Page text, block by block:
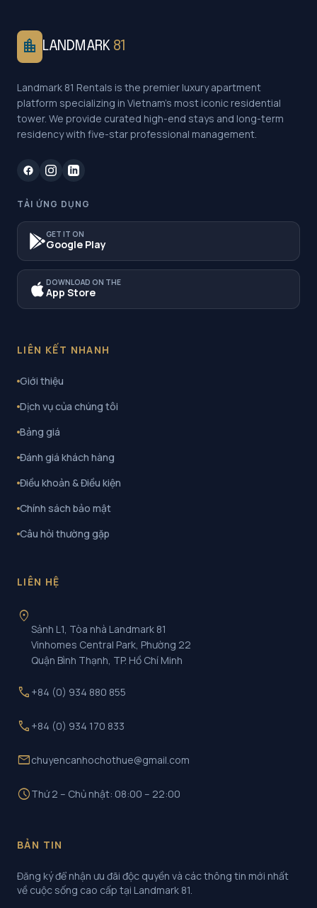
location_city LANDMARK 81
Landmark 81 Rentals is the premier luxury apartment
platform specializing in Vietnam's most iconic residential
tower. We provide curated high-end stays and long-term
residency with five-star professional management.
TẢI ỨNG DỤNG
GET IT ON
Google Play
DOWNLOAD ON THE
App Store
LIÊN KẾT NHANH
Giới thiệu
Dịch vụ của chúng tôi
Bảng giá
Đánh giá khách hàng
Điều khoản & Điều kiện
Chính sách bảo mật
Câu hỏi thường gặp
LIÊN HỆ
location_on
Sảnh L1, Tòa nhà Landmark 81
Vinhomes Central Park, Phường 22
Quận Bình Thạnh, TP. Hồ Chí Minh
call +84 (0) 934 880 855
call +84 (0) 934 170 833
mailchuyencanhochothue@gmail.com
scheduleThứ 2 – Chủ nhật: 08:00 – 22:00
BẢN TIN
Đăng ký để nhận ưu đãi độc quyền và các thông tin mới nhất
về cuộc sống cao cấp tại Landmark 81.